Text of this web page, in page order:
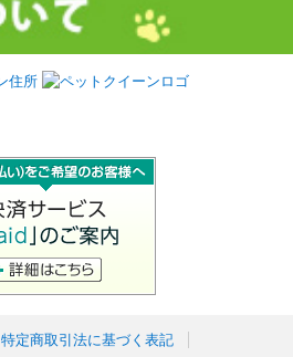
特定商取引法に基づく表記